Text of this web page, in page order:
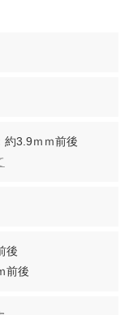
約3.9ｍｍ前後
後
前後